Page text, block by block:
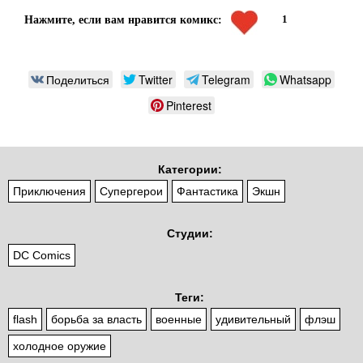
Нажмите, если вам нравится комикс: 1
Поделиться Twitter Telegram
Whatsapp
Pinterest
Категории:
Приключения
Супергерои Фантастика Экшн
Студии:
DC Comics
Теги:
flash
борьба за власть военные удивительный флэш
холодное оружие